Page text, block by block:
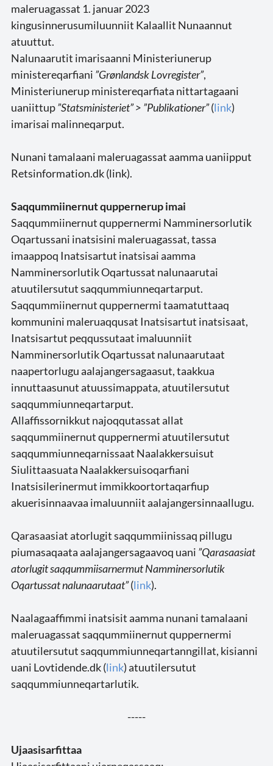
maleruagassat 1. januar 2023
kingusinnerusumiluunniit Kalaallit Nunaannut
atuuttut.
Nalunaarutit imarisaanni Ministeriunerup
ministereqarfiani ”Grønlandsk Lovregister”,
Ministeriunerup ministereqarfiata nittartagaani
uaniittup”Statsministeriet” > ”Publikationer”(link)
imarisai malinneqarput.
Nunani tamalaani maleruagassat aamma uaniipput
Retsinformation.dk (link).
Saqqummiinernut quppernerup imai
Saqqummiinernut quppernermi Namminersorlutik
Oqartussani inatsisini maleruagassat, tassa
imaappoq Inatsisartut inatsisai aamma
Namminersorlutik Oqartussat nalunaarutai
atuutilersutut saqqummiunneqartarput.
Saqqummiinernut quppernermi taamatuttaaq
kommunini maleruaqqusat Inatsisartut inatsisaat,
Inatsisartut peqqussutaat imaluunniit
Namminersorlutik Oqartussat nalunaarutaat
naapertorlugu aalajangersagaasut, taakkua
innuttaasunut atuussimappata, atuutilersutut
saqqummiunneqartarput.
Allaffissornikkut najoqqutassat allat
saqqummiinernut quppernermi atuutilersutut
saqqummiunneqarnissaat Naalakkersuisut
Siulittaasuata Naalakkersuisoqarfiani
Inatsisilerinermut immikkoortortaqarfiup
akuerisinnaavaa imaluunniit aalajangersinnaallugu.
Qarasaasiat atorlugit saqqummiinissaq pillugu
piumasaqaata aalajangersagaavoq uani ”Qarasaasiat
atorlugit saqqummiisarnermut Namminersorlutik
Oqartussat nalunaarutaat”(link).
Naalagaaffimmi inatsisit aamma nunani tamalaani
maleruagassat saqqummiinernut quppernermi
atuutilersutut saqqummiunneqartanngillat, kisianni
uani Lovtidende.dk (link) atuutilersutut
saqqummiunneqartarlutik.
-----
Ujaasisarfittaa